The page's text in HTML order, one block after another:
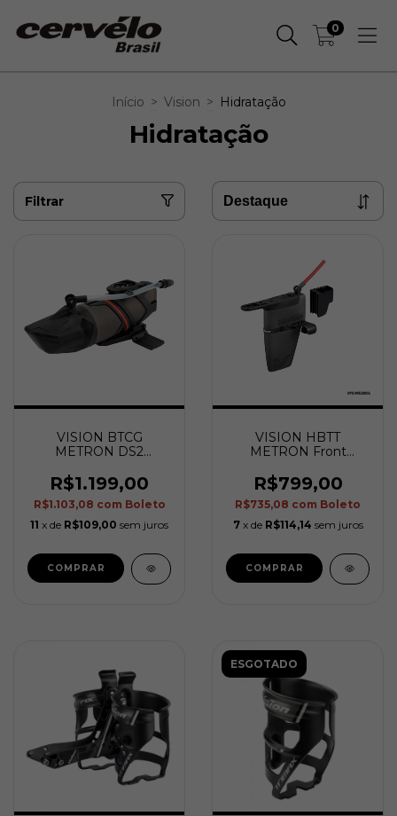
0
Início > Vision > Hidratação
Hidratação
Filtrar
VISION BTCG
METRON DS2
V0245 B2
R$1.199,00
R$1.103,08 com Boleto
11 x de R$109,00 sem juros
VISION HBTT
METRON Front
R$799,00
R$735,08 com Boleto
7 x de R$114,14 sem juros
ESGOTADO